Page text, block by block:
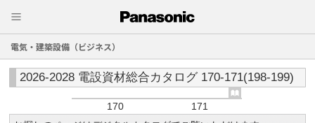
電気・建築設備（ビジネス）
2026-2028 電設資材総合カタログ 170-171(198-199)
170
171